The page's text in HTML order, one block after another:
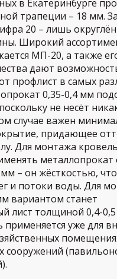
в Екатеринбурге
трапеции – 18 мм.
20 – лишь
Широкий
МП-20, а также
дают
профлист в самых
0,35-0,4 мм
не несёт
случае важен
придающее
Для монтажа
металлопрокат
– он жёсткостью,
и потоки воды. Для
вариантом станет
лист толщиной 0,4-
уже для
сооружений